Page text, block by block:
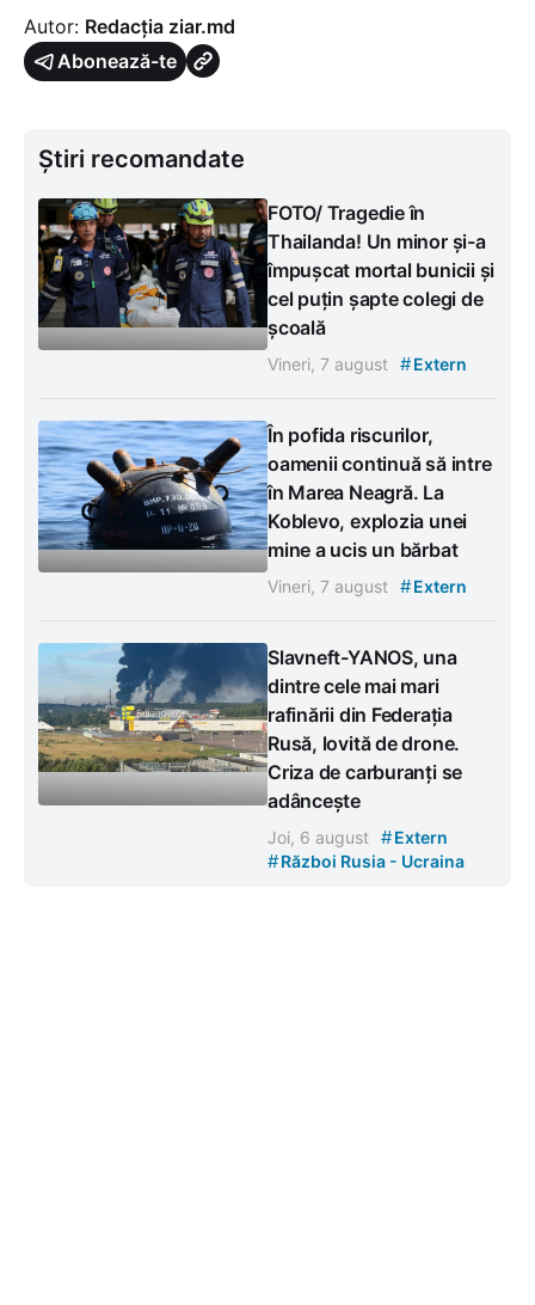
Autor: Redacția ziar.md
Abonează-te
Știri recomandate
FOTO/ Tragedie în
Thailanda! Un minor și-a
împușcat mortal bunicii și
cel puțin șapte colegi de
școală
Vineri, 7 august #Extern
În pofida riscurilor,
oamenii continuă să intre
în Marea Neagră. La
Koblevo, explozia unei
mine a ucis un bărbat
Vineri, 7 august #Extern
Slavneft-YANOS, una
dintre cele mai mari
rafinării din Federația
Rusă, lovită de drone.
Criza de carburanți se
adâncește
Joi, 6 august #Extern
#Război Rusia - Ucraina